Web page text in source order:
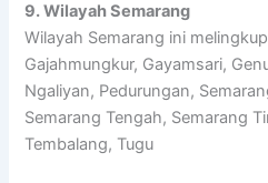
9. Wilayah Semarang
Wilayah Semarang ini
Gajahmungkur, Gayamsari,
Ngaliyan, Pedurungan,
Semarang Tengah, Semarang
Tembalang, Tugu